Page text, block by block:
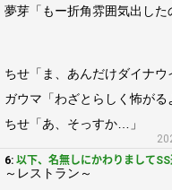
夢芽「もー折角雰囲気出した
ちせ「ま、あんだけダイナウ
ガウマ「わざとらしく怖が
ちせ「あ、そっすか…」
6: 以下、名無しにかわりまして
～レストラン～